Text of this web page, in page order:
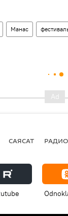
Манас
САЯСАТ РАДИО